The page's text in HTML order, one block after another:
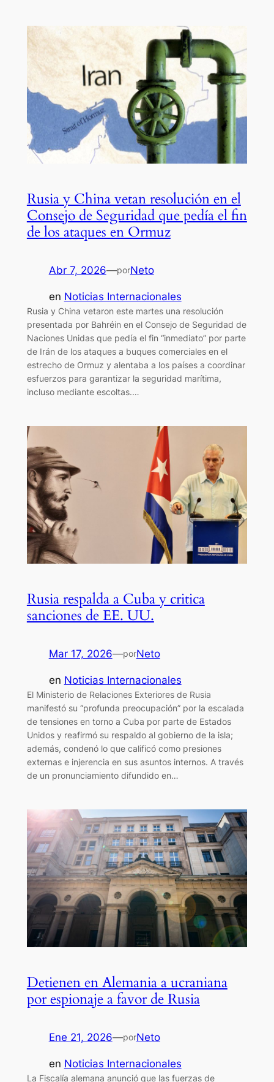
Rusia y China vetan resolución en el
Consejo de Seguridad que pedía el fin
de los ataques en Ormuz
Abr 7, 2026—porNeto
en Noticias Internacionales
Rusia y China vetaron este martes una resolución
presentada por Bahréin en el Consejo de Seguridad de
Naciones Unidas que pedía el fin “inmediato” por parte
de Irán de los ataques a buques comerciales en el
estrecho de Ormuz y alentaba a los países a coordinar
esfuerzos para garantizar la seguridad marítima,
incluso mediante escoltas.…
Rusia respalda a Cuba y critica
sanciones de EE. UU.
Mar 17, 2026—porNeto
en Noticias Internacionales
El Ministerio de Relaciones Exteriores de Rusia
manifestó su “profunda preocupación” por la escalada
de tensiones en torno a Cuba por parte de Estados
Unidos y reafirmó su respaldo al gobierno de la isla;
además, condenó lo que calificó como presiones
externas e injerencia en sus asuntos internos. A través
de un pronunciamiento difundido en…
Detienen en Alemania a ucraniana
por espionaje a favor de Rusia
Ene 21, 2026—porNeto
en Noticias Internacionales
La Fiscalía alemana anunció que las fuerzas de